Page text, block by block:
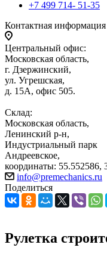
+7 499 714- 51-35
Контактная информация
Центральный офис:
Московская область,
г. Дзержинский,
ул. Угрешская,
д. 15А, офис 505.
Склад:
Московская область,
Ленинский р-н,
Индустриальный парк
Андреевское,
координаты: 55.552586,
info@premechanics.ru
Поделиться
Рулетка